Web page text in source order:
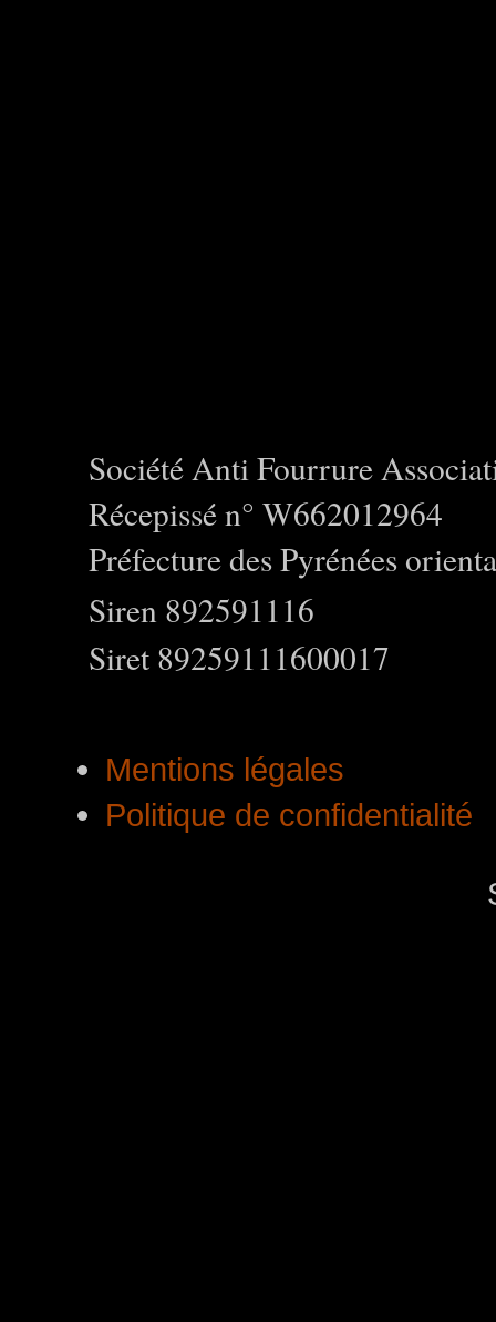
Société Anti Fourrure
Récepissé n° W662012964
Préfecture des Pyrénées
Siren 892591116
Siret 89259111600017
Mentions légales
Politique de confidentialité